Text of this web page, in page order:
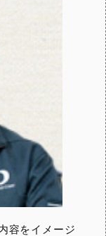
容をイメージ